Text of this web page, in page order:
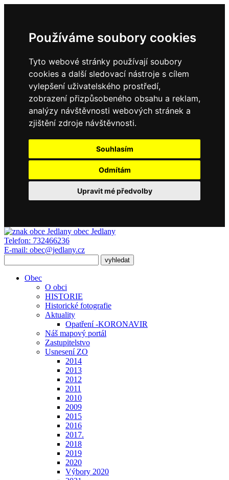
Používáme soubory cookies
Tyto webové stránky používají soubory
cookies a další sledovací nástroje s cílem
vylepšení uživatelského prostředí,
zobrazení přizpůsobeného obsahu a reklam,
analýzy návštěvnosti webových stránek a
zjištění zdroje návštěvnosti.
Souhlasím
Odmítám
Upravit mé předvolby
obec Jedlany
Telefon: 732466236
E-mail: obec@jedlany.cz
Obec
O obci
HISTORIE
Historické fotografie
Aktuality
Opatření -KORONAVIR
Náš mapový portál
Zastupitelstvo
Usnesení ZO
2014
2013
2012
2011
2010
2009
2015
2016
2017.
2018
2019
2020
Výbory 2020